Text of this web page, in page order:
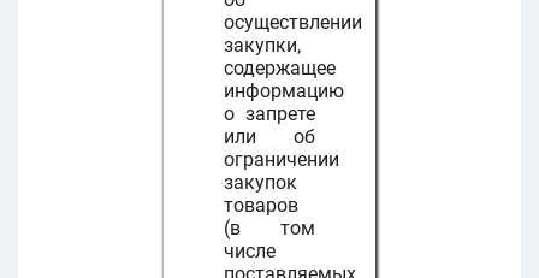
осуществлении
закупки,
содержащее
информацию
о запрете
или об
ограничении
закупок
товаров
(в том
числе